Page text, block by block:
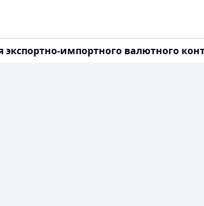
импортного валютного